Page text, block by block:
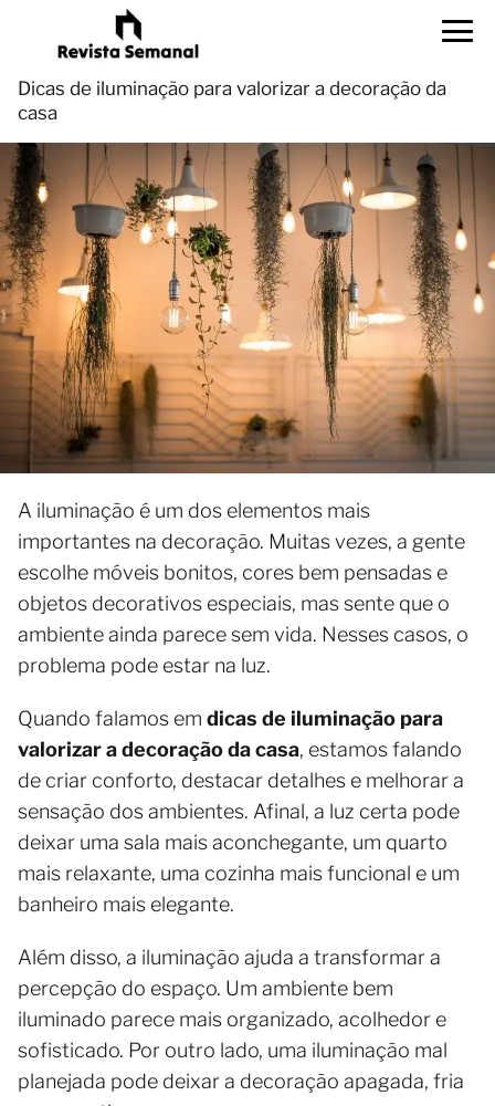
Dicas de iluminação para valorizar a decoração da
casa
A iluminação é um dos elementos mais
importantes na decoração. Muitas vezes, a gente
escolhe móveis bonitos, cores bem pensadas e
objetos decorativos especiais, mas sente que o
ambiente ainda parece sem vida. Nesses casos, o
problema pode estar na luz.
Quando falamos em dicas de iluminação para
valorizar a decoração da casa, estamos falando
de criar conforto, destacar detalhes e melhorar a
sensação dos ambientes. Afinal, a luz certa pode
deixar uma sala mais aconchegante, um quarto
mais relaxante, uma cozinha mais funcional e um
banheiro mais elegante.
Além disso, a iluminação ajuda a transformar a
percepção do espaço. Um ambiente bem
iluminado parece mais organizado, acolhedor e
sofisticado. Por outro lado, uma iluminação mal
planejada pode deixar a decoração apagada, fria